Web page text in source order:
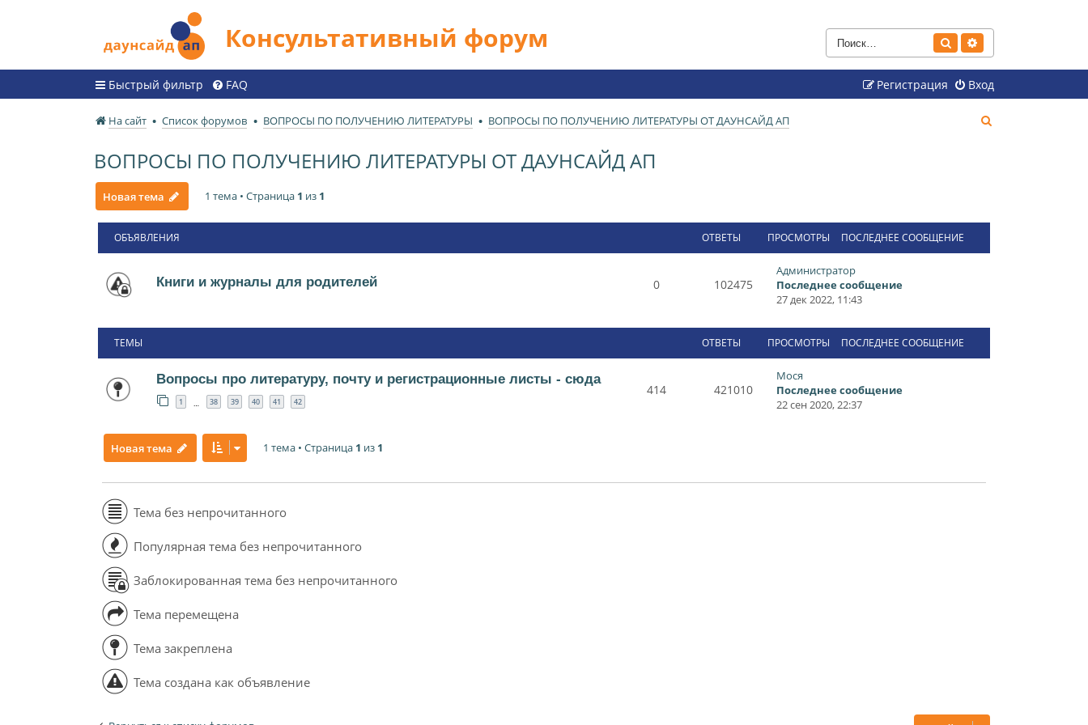
Консультативный форум Поиск
Быстрый фильтр FAQ Вход
Регистрация
На сайт Список форумов ВОПРОСЫ ПО ПОЛУЧЕНИЮ ЛИТЕРАТУРЫ ВОПРОСЫ ПО ПОЛУЧЕНИЮ ЛИТЕРАТУРЫ ОТ ДАУНСАЙД АП
ВОПРОСЫ ПО ПОЛУЧЕНИЮ ЛИТЕРАТУРЫ ОТ ДАУНСАЙД АП
Новая тема 1 тема • Страница 1 из 1
ОБЪЯВЛЕНИЯ ОТВЕТЫ ПРОСМОТРЫ ПОСЛЕДНЕЕ СООБЩЕНИЕ
Книги и журналы для родителей 0 102475
Администратор
Последнее сообщение
27 дек 2022, 11:43
ТЕМЫ ОТВЕТЫ ПРОСМОТРЫ ПОСЛЕДНЕЕ СООБЩЕНИЕ
Вопросы про литературу, почту и регистрационные листы - сюда
1 38 39 40 41 42
414 421010
Мося
Последнее сообщение
22 сен 2020, 22:37
Новая тема 1 тема • Страница 1 из 1
Тема без непрочитанного
Популярная тема без непрочитанного
Заблокированная тема без непрочитанного
Тема перемещена
Тема закреплена
Тема создана как объявление